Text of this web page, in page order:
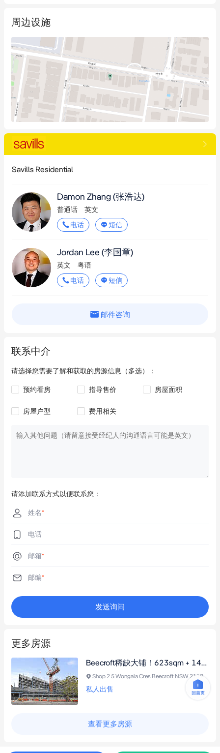
周边设施
Savills Residential
Damon Zhang(张浩达)
普通话
英文
电话
短信
Jordan Lee (李国章)
英文
粤语
电话
短信
邮件咨询
联系中介
请选择您需要了解和获取的房源信息（多选）：
预约看房 指导售价 房屋面积
房屋户型 费用相关
请添加联系方式以便联系您：
姓名*
电话
邮箱*
邮编*
发送询问
更多房源
Beecroft稀缺大铺！623sqm + 14车位，错过很难再有
Shop 2 5 Wongala Cres Beecroft NSW 2119
私人出售
查看更多房源